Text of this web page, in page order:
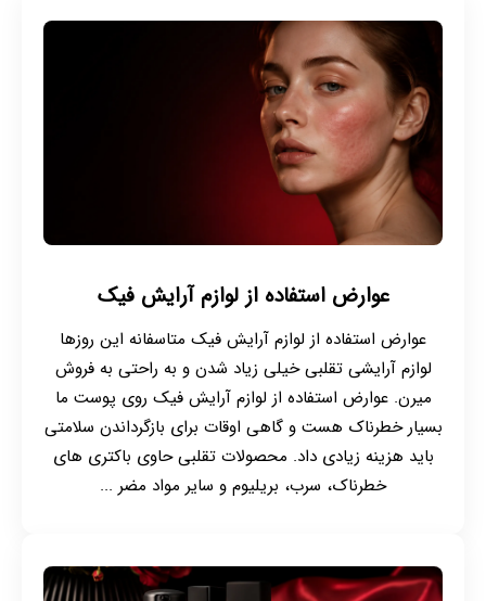
عوارض استفاده از لوازم آرایش فیک
عوارض استفاده از لوازم آرایش فیک متاسفانه این روزها
لوازم آرایشی تقلبی خیلی زیاد شدن و به راحتی به فروش
میرن. عوارض استفاده از لوازم آرایش فیک روی پوست ما
بسیار خطرناک هست و گاهی اوقات برای بازگرداندن سلامتی
باید هزینه زیادی داد. محصولات تقلبی حاوی باکتری های
خطرناک، سرب، بریلیوم و سایر مواد مضر ...